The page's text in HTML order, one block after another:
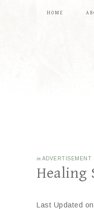
HOME
in ADVERTISEMENT
Healing
Last Updated